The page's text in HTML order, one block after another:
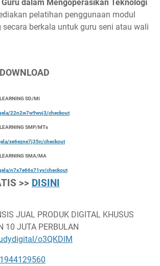
Guru dalam Mengoperasikan Teknologi
pelatihan penggunaan modul
secara berkala untuk guru seni atau wali
SD/MI
22n2w7w9wvj3/checkout
SMP/MTs
xe6ezne7j35n/checkout
SMA/MA
n7x7e66x71yv/checkout
>> DISINI
JUAL PRODUK DIGITAL KHUSUS
10 JUTA PERBULAN
o3QKDlM